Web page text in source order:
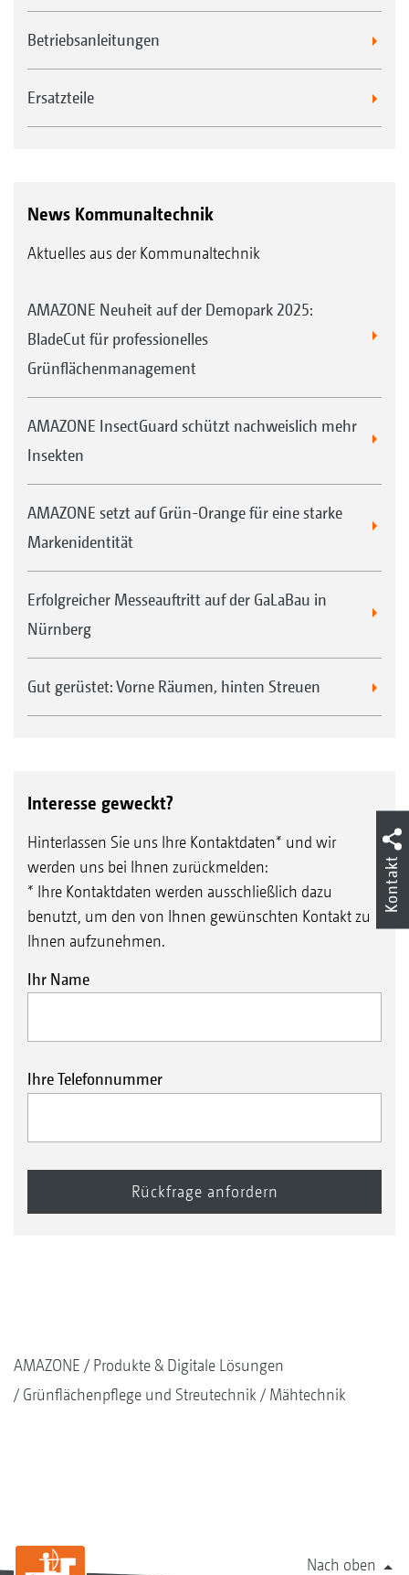
Betriebsanleitungen
Ersatzteile
News Kommunaltechnik
Aktuelles aus der Kommunaltechnik
AMAZONE Neuheit auf der Demopark 2025:
BladeCut für professionelles
Grünflächenmanagement
AMAZONE InsectGuard schützt nachweislich mehr
Insekten
AMAZONE setzt auf Grün-Orange für eine starke
Markenidentität
Erfolgreicher Messeauftritt auf der GaLaBau in
Nürnberg
Gut gerüstet: Vorne Räumen, hinten Streuen
Interesse geweckt?
Hinterlassen Sie uns Ihre Kontaktdaten* und wir
werden uns bei Ihnen zurückmelden:
* Ihre Kontaktdaten werden ausschließlich dazu
benutzt, um den von Ihnen gewünschten Kontakt zu
Ihnen aufzunehmen.
Ihr Name
Ihre Telefonnummer
AMAZONE
Produkte & Digitale Lösungen
Grünflächenpflege und Streutechnik
Mähtechnik
Nach oben
Kontakt